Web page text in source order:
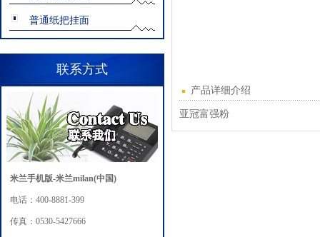
普通纸把挂面
联系方式
米兰手机版-米兰milan(中国)
电话：400-8881-399
传真：0530-5427666
产品详细介绍
亚冠富强粉